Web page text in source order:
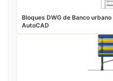
Bloques DWG de Banco
AutoCAD